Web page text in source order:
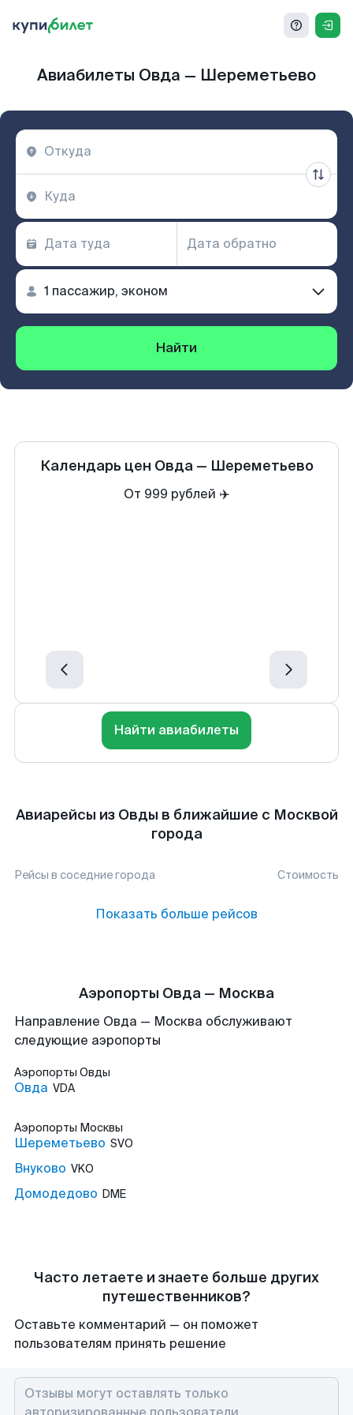
Авиабилеты Овда — Шереметьево
Найти
Календарь цен Овда— Шереметьево
От 999 рублей ✈️
Найти авиабилеты
Авиарейсы из Овды в ближайшие с Москвой
города
Рейсы в соседние города Стоимость
Показать больше рейсов
Аэропорты Овда — Москва
Направление Овда — Москва обслуживают
следующие аэропорты
Аэропорты Овды
Овда VDA
Аэропорты Москвы
Шереметьево SVO
Внуково VKO
Домодедово DME
Часто летаете и знаете больше других
путешественников?
Оставьте комментарий — он поможет
пользователям принять решение